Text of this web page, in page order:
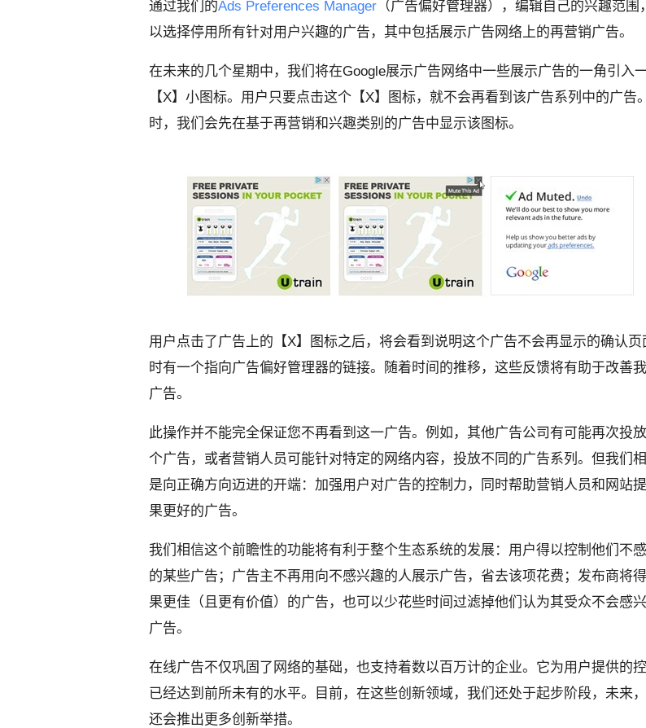
通过我们的Ads Preferences Manager （广告偏好管理器），编辑自己的兴趣范围
以选择停用所有针对用户兴趣的广告，其中包括展示广告网络上的再营销广告。
在未来的几个星期中，我们将在Google展示广告网络中一些展示广告的一角引入
【X】小图标。用户只要点击这个【X】图标，就不会再看到该广告系列中的广告
时，我们会先在基于再营销和兴趣类别的广告中显示该图标。
用户点击了广告上的【X】图标之后，将会看到说明这个广告不会再显示的确认页
时有一个指向广告偏好管理器的链接。随着时间的推移，这些反馈将有助于改善
广告。
此操作并不能完全保证您不再看到这一广告。例如，其他广告公司有可能再次投
个广告，或者营销人员可能针对特定的网络内容，投放不同的广告系列。但我们
是向正确方向迈进的开端：加强用户对广告的控制力，同时帮助营销人员和网站
果更好的广告。
我们相信这个前瞻性的功能将有利于整个生态系统的发展：用户得以控制他们不
的某些广告；广告主不再用向不感兴趣的人展示广告，省去该项花费；发布商将
果更佳（且更有价值）的广告，也可以少花些时间过滤掉他们认为其受众不会感
广告。
在线广告不仅巩固了网络的基础，也支持着数以百万计的企业。它为用户提供的
已经达到前所未有的水平。目前，在这些创新领域，我们还处于起步阶段，未来，
还会推出更多创新举措。